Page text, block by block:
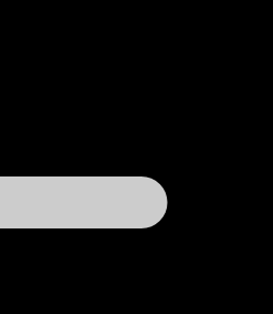
тут Эллен
но приятно
медицинского
хорошая актриса,